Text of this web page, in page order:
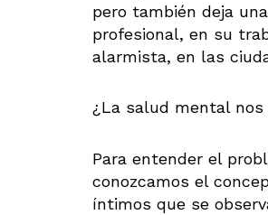
pero también deja
profesional, en su
alarmista, en las
¿La salud mental
Para entender el
conozcamos el
íntimos que se